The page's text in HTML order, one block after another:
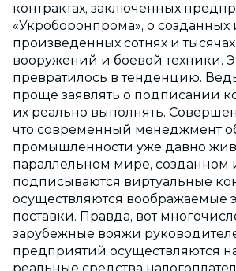
контрактах, заключенных
«Укроборонпрома», о созданных
произведенных сотнях и
вооружений и боевой техники.
превратилось в тенденцию.
проще заявлять о подписании
их реально выполнять.
что современный менеджмент
промышленности уже давно
параллельном мире, созданном
подписываются виртуальные
осуществляются воображаемые
поставки. Правда, вот
зарубежные вояжи
предприятий осуществляются